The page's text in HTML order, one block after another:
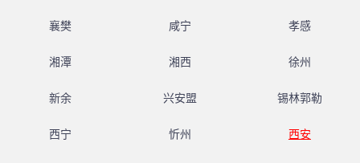
襄樊 咸宁 孝感
湘潭 湘西 徐州
新余 兴安盟 锡林郭勒
西宁 忻州 西安